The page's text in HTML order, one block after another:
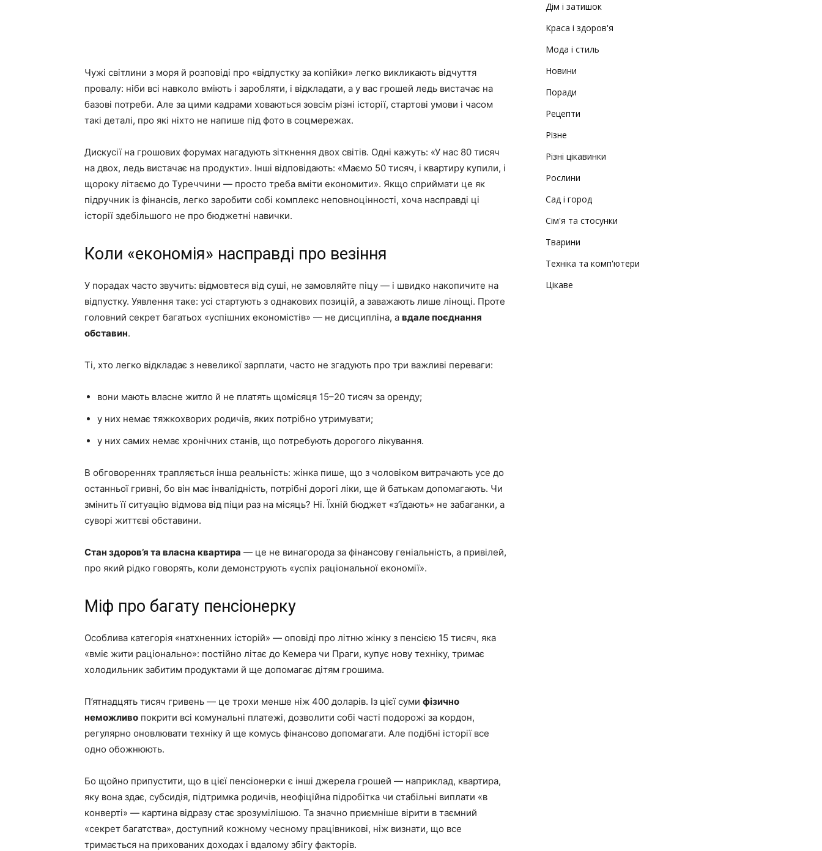
Чужі світлини з моря й розповіді про «відпустку за копійки» легко викликають відчуття
провалу: ніби всі навколо вміють і заробляти, і відкладати, а у вас грошей ледь вистачає на
базові потреби. Але за цими кадрами ховаються зовсім різні історії, стартові умови і часом
такі деталі, про які ніхто не напише під фото в соцмережах.
Дискусії на грошових форумах нагадують зіткнення двох світів. Одні кажуть: «У нас 80 тисяч
на двох, ледь вистачає на продукти». Інші відповідають: «Маємо 50 тисяч, і квартиру купили, і
щороку літаємо до Туреччини — просто треба вміти економити». Якщо сприймати це як
підручник із фінансів, легко заробити собі комплекс неповноцінності, хоча насправді ці
історії здебільшого не про бюджетні навички.
Коли «економія» насправді про везіння
У порадах часто звучить: відмовтеся від суші, не замовляйте піцу — і швидко накопичите на
відпустку. Уявлення таке: усі стартують з однакових позицій, а заважають лише лінощі. Проте
головний секрет багатьох «успішних економістів» — не дисципліна, а вдале поєднання
обставин.
Ті, хто легко відкладає з невеликої зарплати, часто не згадують про три важливі переваги:
вони мають власне житло й не платять щомісяця 15–20 тисяч за оренду;
у них немає тяжкохворих родичів, яких потрібно утримувати;
у них самих немає хронічних станів, що потребують дорогого лікування.
В обговореннях трапляється інша реальність: жінка пише, що з чоловіком витрачають усе до
останньої гривні, бо він має інвалідність, потрібні дорогі ліки, ще й батькам допомагають. Чи
змінить її ситуацію відмова від піци раз на місяць? Ні. Їхній бюджет «з’їдають» не забаганки, а
суворі життєві обставини.
Стан здоров’я та власна квартира — це не винагорода за фінансову геніальність, а привілей,
про який рідко говорять, коли демонструють «успіх раціональної економії».
Міф про багату пенсіонерку
Особлива категорія «натхненних історій» — оповіді про літню жінку з пенсією 15 тисяч, яка
«вміє жити раціонально»: постійно літає до Кемера чи Праги, купує нову техніку, тримає
холодильник забитим продуктами й ще допомагає дітям грошима.
П’ятнадцять тисяч гривень — це трохи менше ніж 400 доларів. Із цієї суми фізично
неможливо покрити всі комунальні платежі, дозволити собі часті подорожі за кордон,
регулярно оновлювати техніку й ще комусь фінансово допомагати. Але подібні історії все
одно обожнюють.
Бо щойно припустити, що в цієї пенсіонерки є інші джерела грошей — наприклад, квартира,
яку вона здає, субсидія, підтримка родичів, неофіційна підробітка чи стабільні виплати «в
конверті» — картина відразу стає зрозумілішою. Та значно приємніше вірити в таємний
«секрет багатства», доступний кожному чесному працівникові, ніж визнати, що все
тримається на прихованих доходах і вдалому збігу факторів.
Дім і затишок
Краса і здоров'я
Мода і стиль
Новини
Поради
Рецепти
Різне
Різні цікавинки
Рослини
Сад і город
Сім'я та стосунки
Тварини
Техніка та комп'ютери
Цікаве